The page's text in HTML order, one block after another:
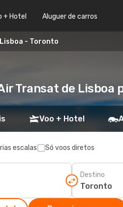
+ Hotel Aluguer de carros
Lisboa - Toronto
Transat de
Voo + Hotel
escalas Só voos diretos
Destino